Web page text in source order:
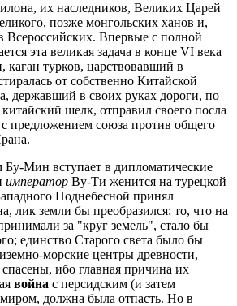
их наследников, Великих Царей
позже монгольских ханов и,
Всероссийских. Впервые с полной
эта великая задача в конце VI века
каган турков, царствовавший в
от собственно Китайской
державший в своих руках дороги, по
шелк, отправил своего посла
предложением союза против общего
Мин вступает в дипломатические
император Ву-Ти женится на турецкой
Поднебесной принял
лик земли бы преобразился: то, что на
за "круг земель", стало бы
единство Старого света было бы
морские центры древности,
ибо главная причина их
война с персидским (и затем
должна была отпасть. Но в